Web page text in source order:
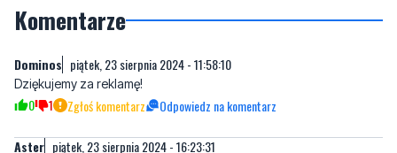
Dziękujemy za reklamę!
Aster piątek, 23 sierpnia 2024 - 16:23:31
Wiadomo, że to po części reklama dla samorządowcow. Pomijając
promowaniem pamięci o wielkich rodakach, którzy w tym